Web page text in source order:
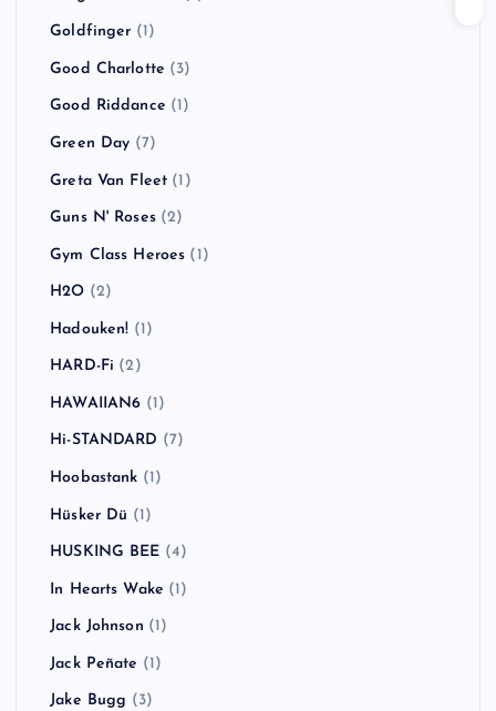
Goldfinger (1)
Good Charlotte (3)
Good Riddance (1)
Green Day (7)
Greta Van Fleet (1)
Guns N' Roses(2)
Gym Class Heroes (1)
H2O (2)
Hadouken! (1)
HARD-Fi (2)
HAWAIIAN6 (1)
Hi-STANDARD (7)
Hoobastank (1)
Hüsker Dü (1)
HUSKING BEE (4)
In Hearts Wake (1)
Jack Johnson (1)
Jack Peñate (1)
Jake Bugg (3)